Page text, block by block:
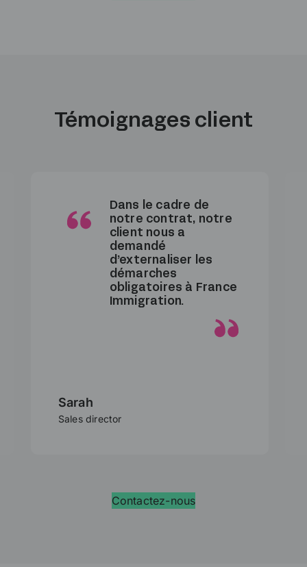
Témoignages client
Dans le cadre de
notre contrat, notre
client nous a
demandé
d’externaliser les
démarches
obligatoires à France
Immigration.
Sarah
Sales director
Contactez-nous